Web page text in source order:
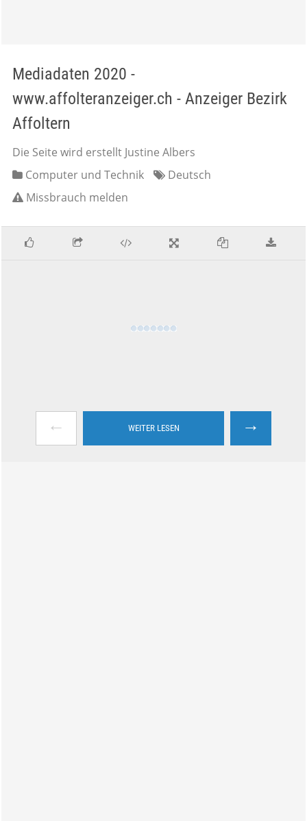
Mediadaten 2020 -
www.affolteranzeiger.ch - Anzeiger Bezirk
Affoltern
Die Seite wird erstellt Justine Albers
Computer und Technik
Deutsch
Missbrauch melden
← WEITER LESEN →